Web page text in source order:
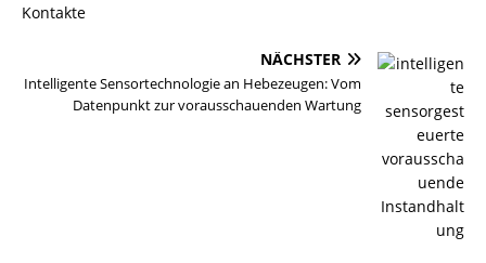
NÄCHSTER
Intelligente Sensortechnologie an Hebezeugen: Vom
Datenpunkt zur vorausschauenden Wartung